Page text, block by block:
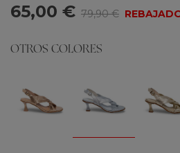
65,00 € 79,90 €
OTROS COLORES